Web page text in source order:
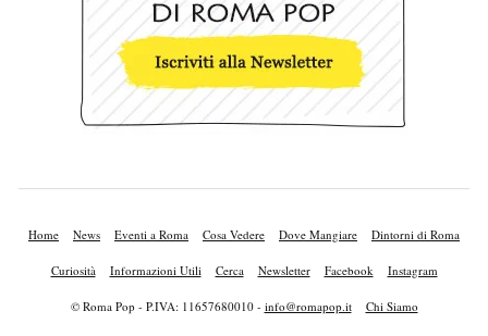
Home News Eventi a Roma Cosa Vedere Dove Mangiare Dintorni di Roma
Curiosità Informazioni Utili Cerca Newsletter Facebook Instagram
© Roma Pop - P.IVA: 11657680010 - info@romapop.it Chi Siamo